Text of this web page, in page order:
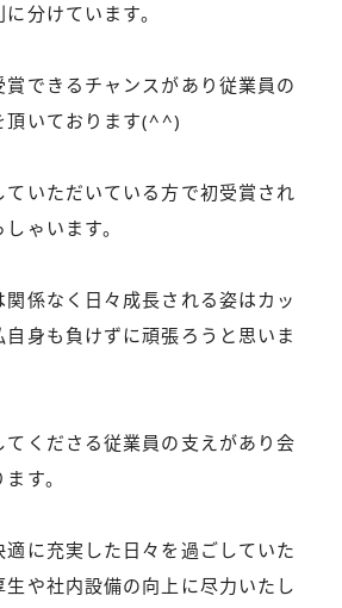
分けています。
できるチャンスがあり従業員の
頂いております(^^)
いただいている方で初受賞され
ゃいます。
係なく日々成長される姿はカッ
自身も負けずに頑張ろうと思いま
てくださる従業員の支えがあり会
す。
に充実した日々を過ごしていた
や社内設備の向上に尽力いたし